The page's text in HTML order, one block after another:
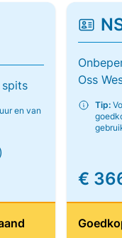
en van
Oss
Tip:
€